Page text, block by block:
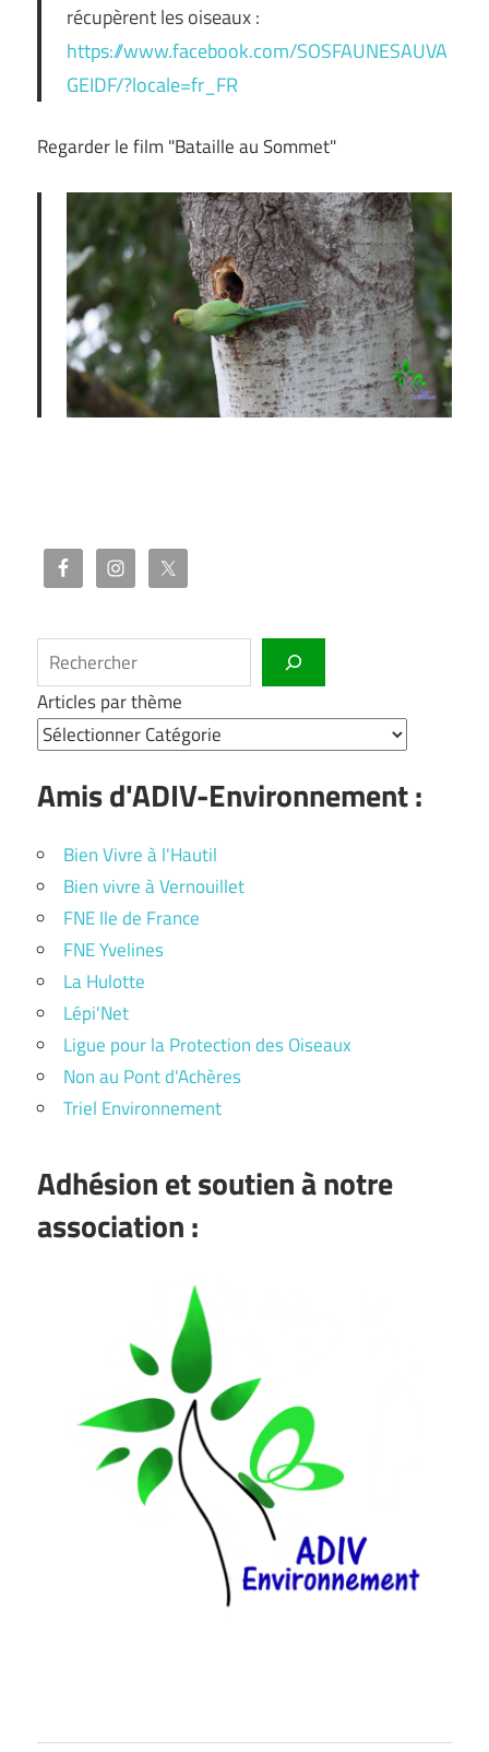
récupèrent les oiseaux :
https://www.facebook.com/SOSFAUNESAUVA
GEIDF/?locale=fr_FR
Regarder le film "Bataille au Sommet"
Rechercher
Articles par thème
Amis d'ADIV-Environnement :
Bien Vivre à l'Hautil
Bien vivre à Vernouillet
FNE Ile de France
FNE Yvelines
La Hulotte
Lépi'Net
Ligue pour la Protection des Oiseaux
Non au Pont d'Achères
Triel Environnement
Adhésion et soutien à notre
association :